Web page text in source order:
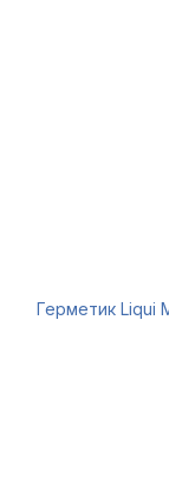
Герметик Liqui